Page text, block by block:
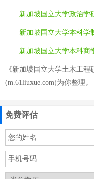
新加坡国立大学政治学
新加坡国立大学本科学
新加坡国立大学本科商
《新加坡国立大学土木工
(m.61liuxue.com)为你整理。
免费评估